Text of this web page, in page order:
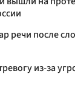
речи после
из-за